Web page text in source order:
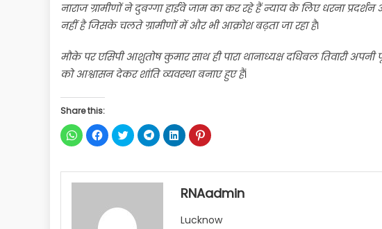
नाराज ग्रामीणों ने दुबग्गा हाईवे जाम का कर रहे हैं न्याय के लिए धरना
नहीं है जिसके चलते ग्रामीणों में और भी आक्रोश बढ़ता जा रहा है।
मौके पर एसिपी आशुतोष कुमार साथ ही पारा थानाध्यक्ष दधिबल तिवारी
को आश्वासन देकर शांति व्यवस्था बनाए हुए हैं।
Share this:
Click
to
share
(Opens
in
Click
to
share
(Opens
in
Click
to
share
(Opens
in
Click
to
share
(Opens
in
window)
Click
to
share
(Opens
new
window)
Click
to
(Opens
new
window)
RNAadmin
Lucknow